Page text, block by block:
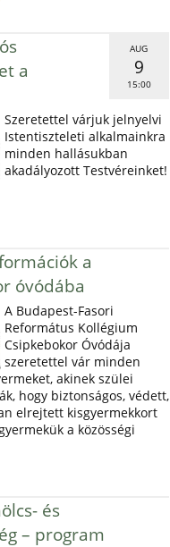
AUG
9
15:00
a
Szeretettel várjuk jelnyelvi
Istentiszteleti alkalmainkra
minden hallásukban
akadályozott Testvéreinket!
a
óvódába
A Budapest-Fasori
Református Kollégium
Csipkebokor Óvódája
szeretettel vár minden
akinek szülei
hogy biztonságos, védett,
elrejtett kisgyermekkort
a közösségi
és
– program